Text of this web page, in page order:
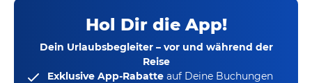
Hol Dir die App!
Dein Urlaubsbegleiter – vor und während der
Reise
Exklusive App-Rabatte auf Deine Buchungen